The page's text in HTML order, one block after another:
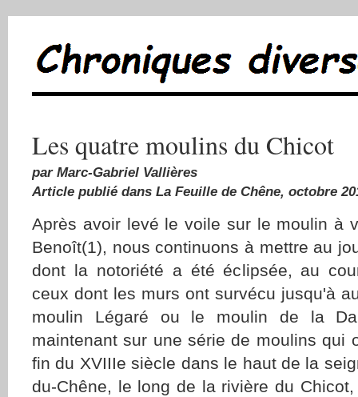
Les quatre moulins du Chicot
par Marc-Gabriel Vallières
Article publié dans La Feuille de Chêne, octobre
Après avoir levé le voile sur le moulin à
Benoît(1), nous continuons à mettre au
dont la notoriété a été éclipsée, au
ceux dont les murs ont survécu jusqu'à
moulin Légaré ou le moulin de la
maintenant sur une série de moulins qui
fin du XVIIIe siècle dans le haut de la
du-Chêne, le long de la rivière du